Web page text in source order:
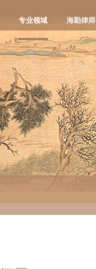
专业领域 海勤律师